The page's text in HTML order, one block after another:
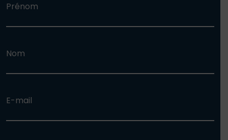
Prénom
Nom
E-mail